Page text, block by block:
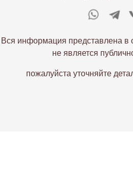
Вся информация представлена в
не является
пожалуйста уточняйте